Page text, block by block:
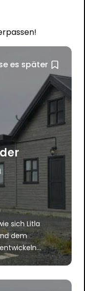
es später
sich Litla
dem